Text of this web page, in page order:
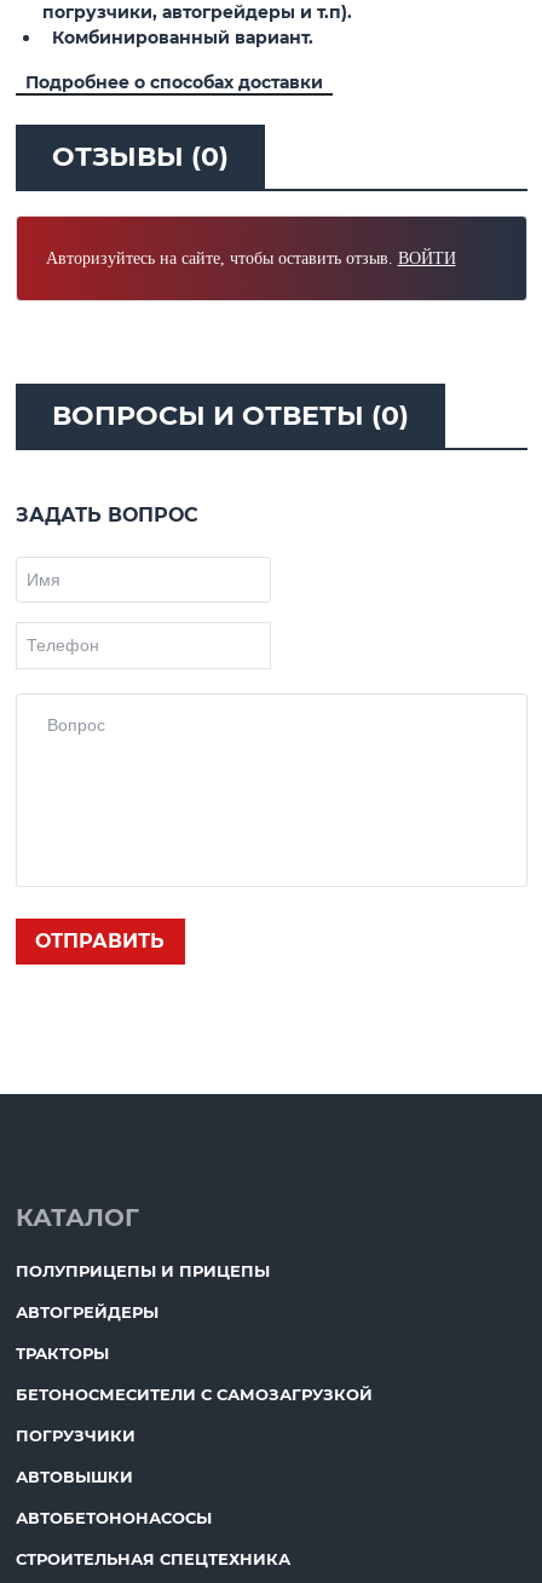
погрузчики, автогрейдеры и т.п).
Комбинированный вариант.
Подробнее о способах доставки
ОТЗЫВЫ (0)
Авторизуйтесь на сайте, чтобы оставить отзыв. ВОЙТИ
ВОПРОСЫ И ОТВЕТЫ (0)
ЗАДАТЬ ВОПРОС
КАТАЛОГ
ПОЛУПРИЦЕПЫ И ПРИЦЕПЫ
АВТОГРЕЙДЕРЫ
ТРАКТОРЫ
БЕТОНОСМЕСИТЕЛИ С САМОЗАГРУЗКОЙ
ПОГРУЗЧИКИ
АВТОВЫШКИ
АВТОБЕТОНОНАСОСЫ
СТРОИТЕЛЬНАЯ СПЕЦТЕХНИКА